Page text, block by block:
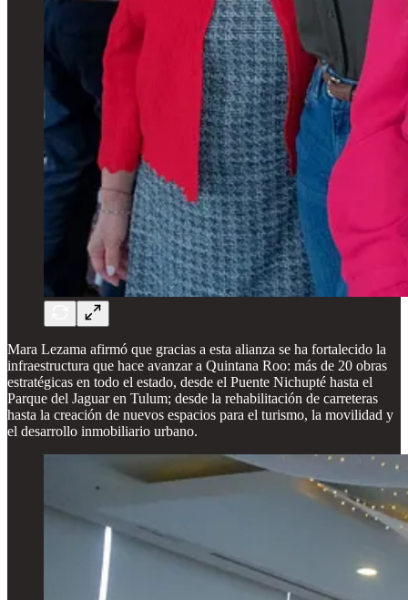
Mara Lezama afirmó que gracias a esta alianza se ha fortalecido la
infraestructura que hace avanzar a Quintana Roo: más de 20 obras
estratégicas en todo el estado, desde el Puente Nichupté hasta el
Parque del Jaguar en Tulum; desde la rehabilitación de carreteras
hasta la creación de nuevos espacios para el turismo, la movilidad y
el desarrollo inmobiliario urbano.